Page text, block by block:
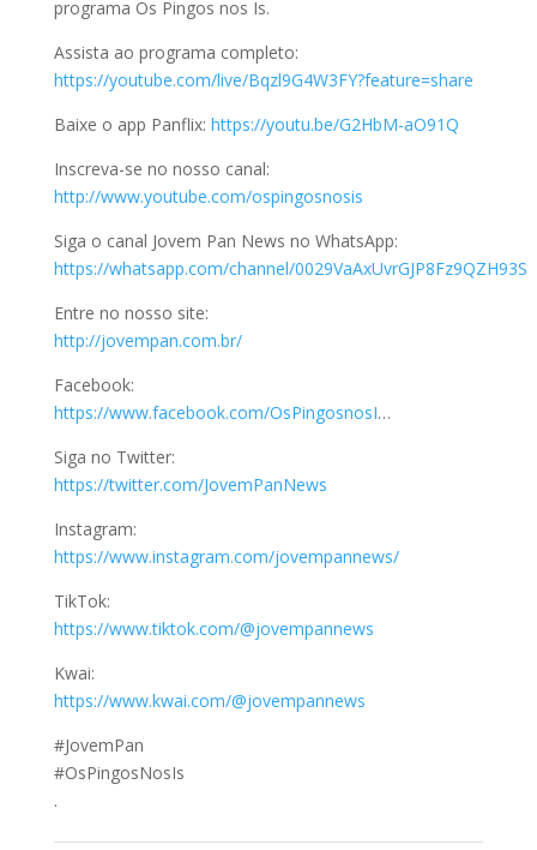
programa Os Pingos nos Is.
Assista ao programa completo:
https://youtube.com/live/Bqzl9G4W3FY?feature=share
Baixe o app Panflix: https://youtu.be/G2HbM-aO91Q
Inscreva-se no nosso canal:
http://www.youtube.com/ospingosnosis
Siga o canal Jovem Pan News no WhatsApp:
https://whatsapp.com/channel/0029VaAxUvrGJP8Fz9QZH93S
Entre no nosso site:
http://jovempan.com.br/
Facebook:
https://www.facebook.com/OsPingosnosI…
Siga no Twitter:
https://twitter.com/JovemPanNews
Instagram:
https://www.instagram.com/jovempannews/
TikTok:
https://www.tiktok.com/@jovempannews
Kwai:
https://www.kwai.com/@jovempannews
#JovemPan
#OsPingosNosIs
.